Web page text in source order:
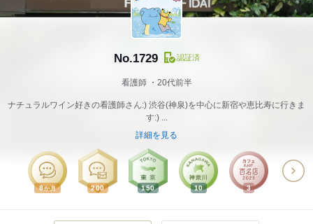
No.1729 認証済
看護師 20代前半
ナチュラルワイン好きの看護師さん:) 渋谷(神泉)を中心に新宿や恵比寿に行きま
す:) ...
詳細を見る
8か月 200 150 10 3